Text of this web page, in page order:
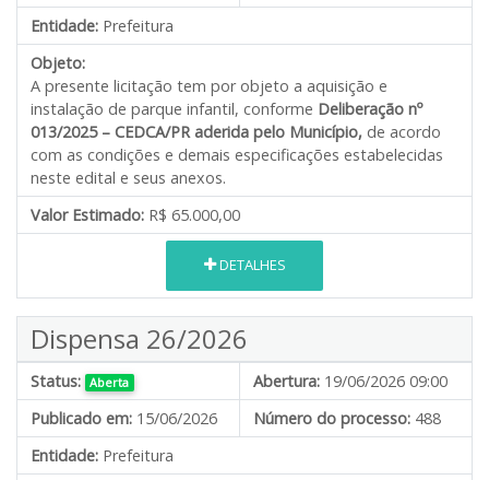
Entidade: Prefeitura
Objeto:
A presente licitação tem por objeto a aquisição e
instalação de parque infantil, conforme Deliberação nº
013/2025 – CEDCA/PR aderida pelo Município, de acordo
com as condições e demais especificações estabelecidas
neste edital e seus anexos.
Valor Estimado: R$ 65.000,00
DETALHES
Dispensa 26/2026
Status: Aberta Abertura: 19/06/2026 09:00
Publicado em: 15/06/2026 Número do processo: 488
Entidade: Prefeitura